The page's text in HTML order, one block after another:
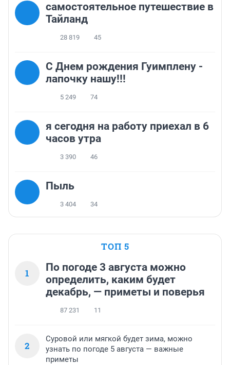
самостоятельное путешествие в
Тайланд
28 819 45
С Днем рождения Гуимплену -
лапочку нашу!!!
5 249 74
я сегодня на работу приехал в 6
часов утра
3 390 46
Пыль
3 404 34
ТОП 5
1
По погоде 3 августа можно
определить, каким будет
декабрь, — приметы и поверья
87 231 11
2
Суровой или мягкой будет зима, можно
узнать по погоде 5 августа — важные
приметы